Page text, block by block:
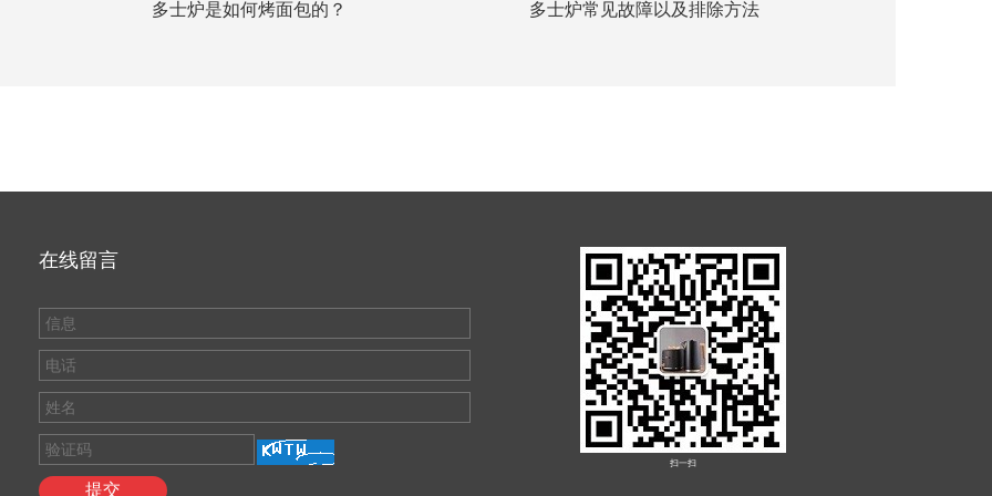
多士炉是如何烤面包的？ 多士炉常见故障以及排除方法
在线留言
扫一扫